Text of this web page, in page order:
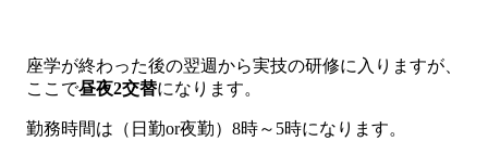
座学が終わった後の翌週から実技の研修に入りますが、
ここで昼夜2交替になります。
勤務時間は（日勤or夜勤）8時～5時になります。